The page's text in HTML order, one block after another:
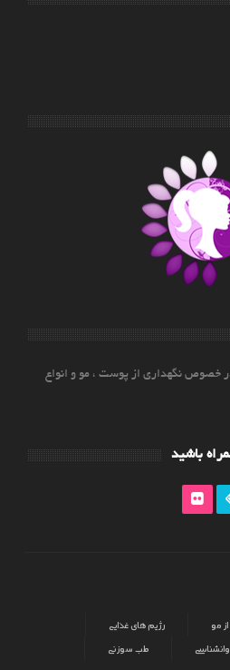
خصوص نگهداری از پوست ، مو و انواع
باشید
مو
رژیم های غذایی
طب سوزنی